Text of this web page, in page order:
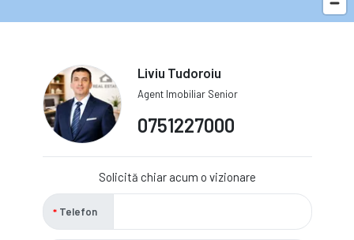
Liviu Tudoroiu
Agent Imobiliar Senior
0751227000
Solicită chiar acum o vizionare
Telefon